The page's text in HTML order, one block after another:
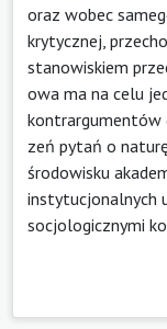
oraz wobec
krytycznej,
stanowiskiem
owa ma na celu
kontrargumentów
zeń pytań o
środowisku
instytucjonalnych
socjologicznymi